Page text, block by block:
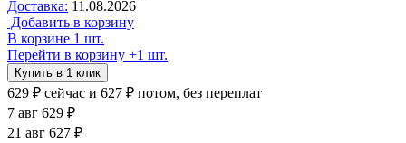
Доставка: 11.08.2026
Добавить в корзину
В корзине 1 шт.
Перейти в корзину +1 шт.
Купить в 1 клик
629 ₽ сейчас и 627 ₽ потом, без переплат
7 авг 629 ₽
21 авг 627 ₽